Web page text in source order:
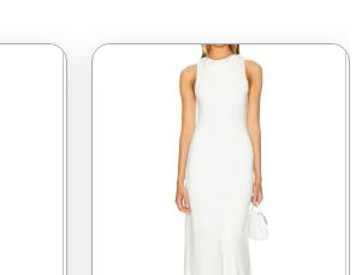
Image
Image